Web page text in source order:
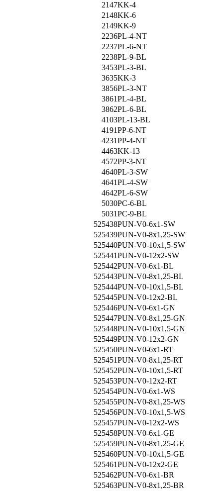
2147KK-4
2148KK-6
2149KK-9
2236PL-4-NT
2237PL-6-NT
2238PL-9-BL
3453PL-3-BL
3635KK-3
3856PL-3-NT
3861PL-4-BL
3862PL-6-BL
4103PL-13-BL
4191PP-6-NT
4231PP-4-NT
4463KK-13
4572PP-3-NT
4640PL-3-SW
4641PL-4-SW
4642PL-6-SW
5030PC-6-BL
5031PC-9-BL
525438PUN-V0-6x1-SW
525439PUN-V0-8x1,25-SW
525440PUN-V0-10x1,5-SW
525441PUN-V0-12x2-SW
525442PUN-V0-6x1-BL
525443PUN-V0-8x1,25-BL
525444PUN-V0-10x1,5-BL
525445PUN-V0-12x2-BL
525446PUN-V0-6x1-GN
525447PUN-V0-8x1,25-GN
525448PUN-V0-10x1,5-GN
525449PUN-V0-12x2-GN
525450PUN-V0-6x1-RT
525451PUN-V0-8x1,25-RT
525452PUN-V0-10x1,5-RT
525453PUN-V0-12x2-RT
525454PUN-V0-6x1-WS
525455PUN-V0-8x1,25-WS
525456PUN-V0-10x1,5-WS
525457PUN-V0-12x2-WS
525458PUN-V0-6x1-GE
525459PUN-V0-8x1,25-GE
525460PUN-V0-10x1,5-GE
525461PUN-V0-12x2-GE
525462PUN-V0-6x1-BR
525463PUN-V0-8x1,25-BR